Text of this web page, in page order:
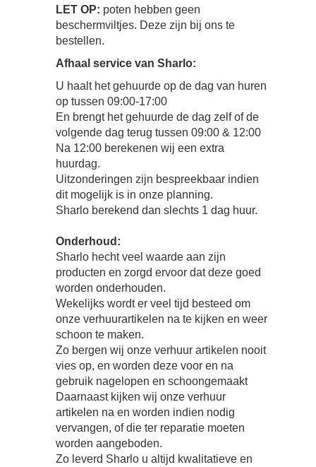
LET OP: poten hebben geen
beschermviltjes. Deze zijn bij ons te
bestellen.
Afhaal service van Sharlo:
U haalt het gehuurde op de dag van huren
op tussen 09:00-17:00
En brengt het gehuurde de dag zelf of de
volgende dag terug tussen 09:00 & 12:00
Na 12:00 berekenen wij een extra
huurdag.
Uitzonderingen zijn bespreekbaar indien
dit mogelijk is in onze planning.
Sharlo berekend dan slechts 1 dag huur.
Onderhoud:
Sharlo hecht veel waarde aan zijn
producten en zorgd ervoor dat deze goed
worden onderhouden.
Wekelijks wordt er veel tijd besteed om
onze verhuurartikelen na te kijken en weer
schoon te maken.
Zo bergen wij onze verhuur artikelen nooit
vies op, en worden deze voor en na
gebruik nagelopen en schoongemaakt
Daarnaast kijken wij onze verhuur
artikelen na en worden indien nodig
vervangen, of die ter reparatie moeten
worden aangeboden.
Zo leverd Sharlo u altijd kwalitatieve en